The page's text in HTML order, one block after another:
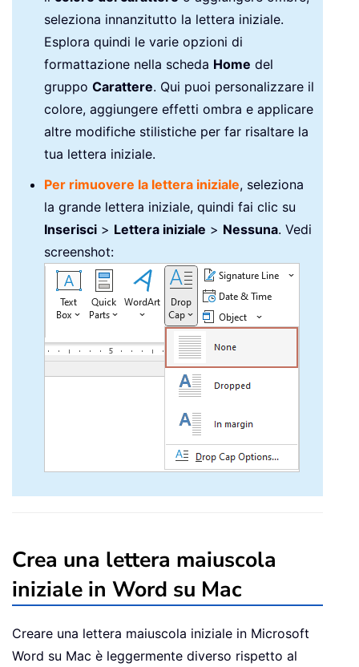
seleziona innanzitutto la lettera iniziale.
Esplora quindi le varie opzioni di
formattazione nella scheda Home del
gruppo Carattere. Qui puoi personalizzare il
colore, aggiungere effetti ombra e applicare
altre modifiche stilistiche per far risaltare la
tua lettera iniziale.
Per rimuovere la lettera iniziale, seleziona
la grande lettera iniziale, quindi fai clic su
Inserisci > Lettera iniziale > Nessuna. Vedi
screenshot:
Crea una lettera maiuscola
iniziale in Word su Mac
Creare una lettera maiuscola iniziale in Microsoft
Word su Mac è leggermente diverso rispetto al